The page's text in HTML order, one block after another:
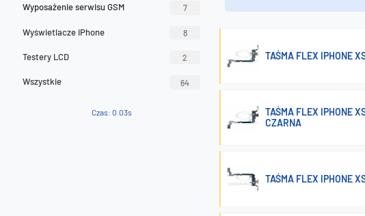
Wyposażenie serwisu GSM 7
Wyświetlacze iPhone 8
Testery LCD 2
Wszystkie 64
Czas: 0.03s
TAŚMA FLEX IPHONE
TAŚMA FLEX IPHONE
CZARNA
TAŚMA FLEX IPHONE